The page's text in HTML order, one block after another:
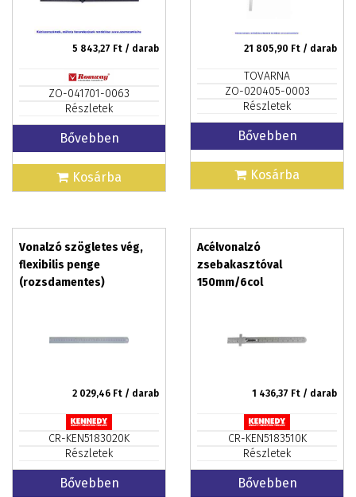
5 843,27 Ft / darab
ZO-041701-0063
Részletek
Bővebben
Kosárba
21 805,90 Ft / darab
TOVARNA
ZO-020405-0003
Részletek
Bővebben
Kosárba
Vonalzó szögletes vég,
flexibilis penge
(rozsdamentes)
2 029,46 Ft / darab
CR-KEN5183020K
Részletek
Bővebben
Acélvonalzó
zsebakasztóval
150mm/6col
1 436,37 Ft / darab
CR-KEN5183510K
Részletek
Bővebben